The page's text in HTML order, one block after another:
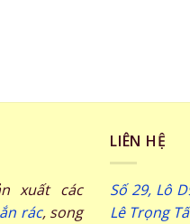
xuất các
rác, song
LIÊN HỆ
Số 29, Lô
Lê Trọng